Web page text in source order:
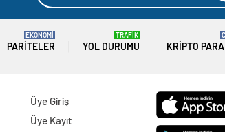
PARITELER
EKONOMİ
YOL DURUMU
TRAFİK
KRIPTO
Üye Giriş
Üye Kayıt